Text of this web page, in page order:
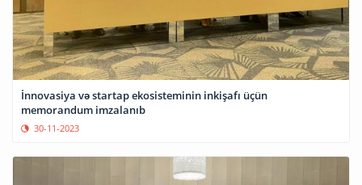
İnnovasiya və startap ekosisteminin inkişafı üçün
memorandum imzalanıb
30-11-2023